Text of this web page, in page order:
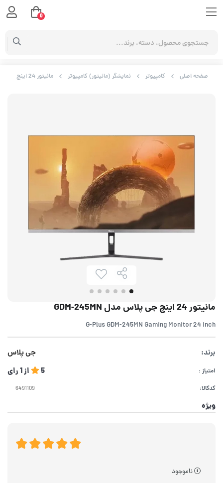
صفحه اصلی کامپیوتر نمایشگر (مانیتور) کامپیوتر مانیتور 24 اینچ جی پلاس مدل GDM-245MN
مانیتور 24 اینچ جی پلاس مدل GDM-245MN
G-Plus GDM-245MN Gaming Monitor 24 inch
برند: جی پلاس
امتیاز : 5 از1رای
کدکالا:
ویژه
ناموجود
0